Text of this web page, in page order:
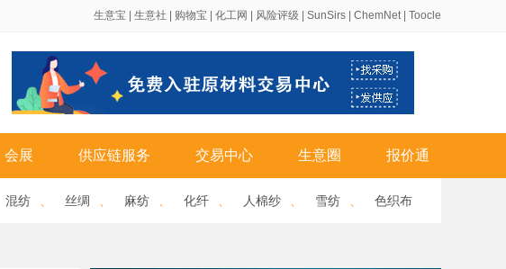
生意宝 生意社 购物宝 化工网 风险评级 SunSirs ChemNet| Toocle
会展 供应链服务 交易中心 生意圈 报价通
混纺 丝绸 麻纺 化纤 人棉纱 雪纺 色织布